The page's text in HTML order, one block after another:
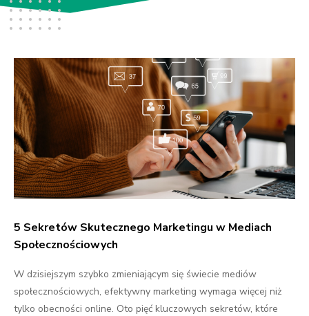
5 Sekretów Skutecznego Marketingu w Mediach
Społecznościowych
W dzisiejszym szybko zmieniającym się świecie mediów
społecznościowych, efektywny marketing wymaga więcej niż
tylko obecności online. Oto pięć kluczowych sekretów, które